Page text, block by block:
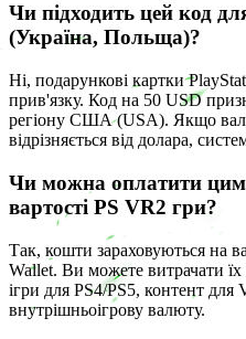
Чи підходить цей код
(Україна, Польща)?
Ні, подарункові картки
прив'язку. Код на 50 USD
регіону США (USA). Якщо
відрізняється від долара,
Чи можна оплатити
вартості PS VR2 гри?
Так, кошти зараховуються на
Wallet. Ви можете витрачати їх
ігри для PS4/PS5, контент для
внутрішньоігрову валюту.